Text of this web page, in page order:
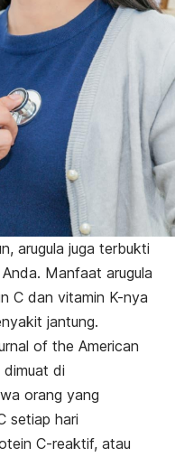
arugula juga terbukti
Manfaat arugula
C dan vitamin K-nya
jantung.
of the American
di
orang yang
setiap hari
C-reaktif, atau